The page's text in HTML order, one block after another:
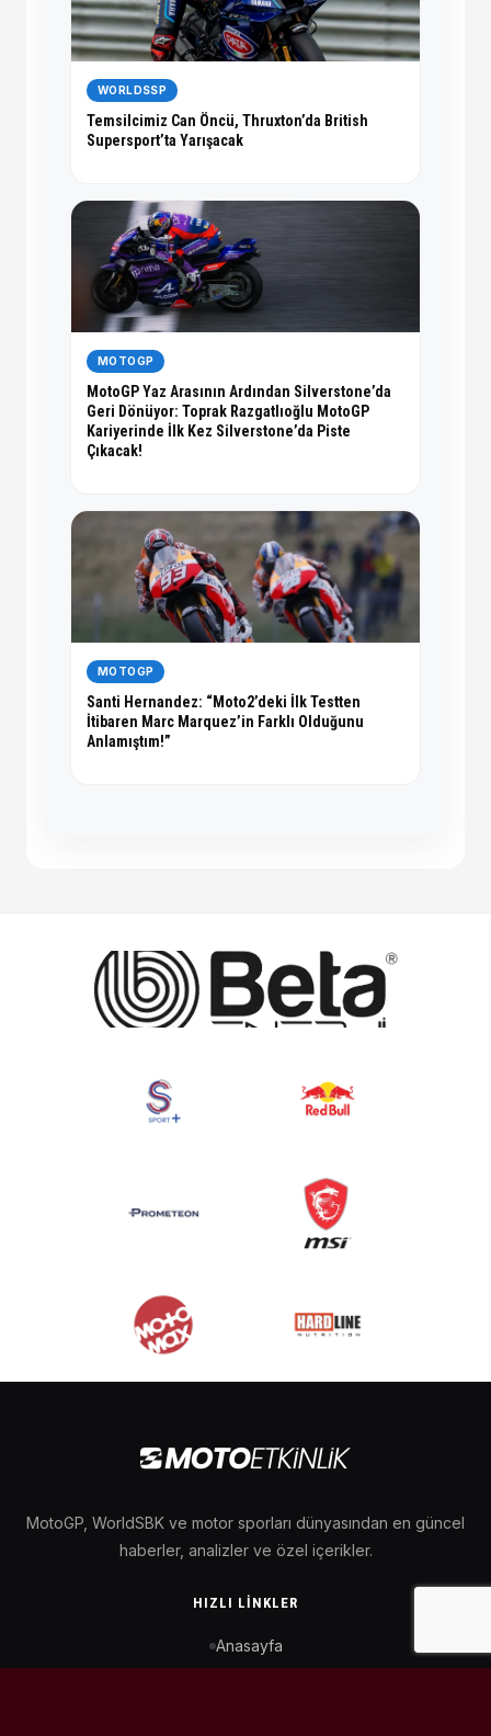
WORLDSSP
Temsilcimiz Can Öncü, Thruxton’da British
Supersport’ta Yarışacak
MOTOGP
MotoGP Yaz Arasının Ardından Silverstone’da
Geri Dönüyor: Toprak Razgatlıoğlu MotoGP
Kariyerinde İlk Kez Silverstone’da Piste
Çıkacak!
MOTOGP
Santi Hernandez: “Moto2’deki İlk Testten
İtibaren Marc Marquez’in Farklı Olduğunu
Anlamıştım!”
MotoGP, WorldSBK ve motor sporları dünyasından en güncel
haberler, analizler ve özel içerikler.
HIZLI LINKLER
Anasayfa